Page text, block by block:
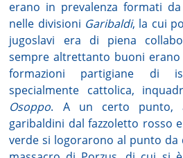
erano in prevalenza formati
nelle divisioni Garibaldi, la cui
jugoslavi era di piena
sempre altrettanto buoni
formazioni partigiane di
specialmente cattolica,
Osoppo. A un certo punto,
garibaldini dal fazzoletto rosso
verde si logorarono al punto da